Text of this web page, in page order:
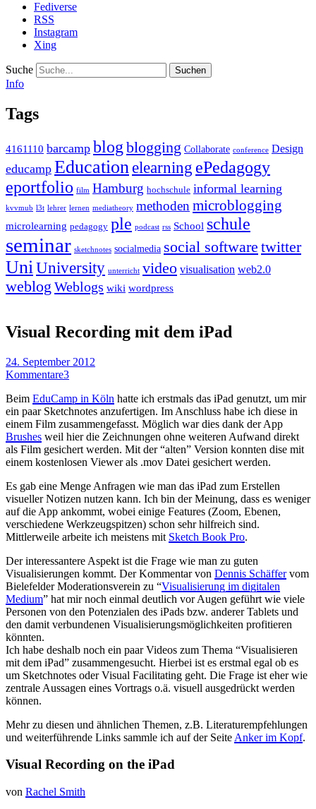
Fediverse
RSS
Instagram
Xing
Suche
Info
Tags
4161110 barcamp blog blogging Collaborate conference Design
educamp Education elearning ePedagogy
eportfolio film Hamburg hochschule informal learning
kvvmub l3t lehrer lernen mediatheory methoden microblogging
microlearning pedagogy ple podcast rss School schule
seminar sketchnotes socialmedia social software twitter
UniUniversity unterricht video visualisation web2.0
weblog Weblogs wiki wordpress
Visual Recording mit dem iPad
24. September 2012
Kommentare3
Beim EduCamp in Köln hatte ich erstmals das iPad genutzt, um mir
ein paar Sketchnotes anzufertigen. Im Anschluss habe ich diese in
einem Film zusammengefasst. Möglich war dies dank der App
Brushes weil hier die Zeichnungen ohne weiteren Aufwand direkt
als Film gesichert werden. Mit der “alten” Version konnten dise mit
einem kostenlosen Viewer als .mov Datei gesichert werden.
Es gab eine Menge Anfragen wie man das iPad zum Erstellen
visueller Notizen nutzen kann. Ich bin der Meinung, dass es weniger
auf die App ankommt, wobei einige Features (Zoom, Ebenen,
verschiedene Werkzeugspitzen) schon sehr hilfreich sind.
Mittlerweile arbeite ich meistens mit Sketch Book Pro.
Der interessantere Aspekt ist die Frage wie man zu guten
Visualisierungen kommt. Der Kommentar von Dennis Schäffervom
Bielefelder Moderationsverein zu “Visualisierung im digitalen
Medium” hat mir noch einmal deutlich vor Augen geführt wie viele
Personen von den Potenzialen des iPads bzw. anderer Tablets und
den damit verbundenen Visualisierungsmöglichkeiten profitieren
könnten.
Ich habe deshalb noch ein paar Videos zum Thema “Visualisieren
mit dem iPad” zusammengesucht. Hierbei ist es erstmal egal ob es
um Sketchnotes oder Visual Facilitating geht. Die Frage ist eher wie
zentrale Aussagen eines Vortrags o.ä. visuell ausgedrückt werden
können.
Mehr zu diesen und ähnlichen Themen, z.B. Literaturempfehlungen
und weiterführende Links sammle ich auf der Seite Anker im Kopf.
Visual Recording on the iPad
von Rachel Smith